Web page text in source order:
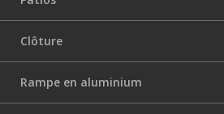
Clôture
Rampe en aluminium